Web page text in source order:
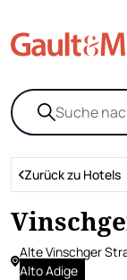
Zurück zu Hotels
Alte Vinschger
Alto Adige